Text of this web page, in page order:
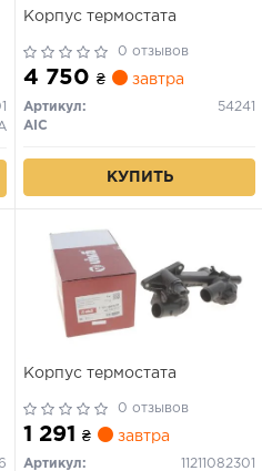
Корпус термостата
0 отзывов
4 750 ₴ завтра
Артикул:
54241
AIC
КУПИТЬ
Корпус термостата
0 отзывов
1 291 ₴ завтра
Артикул:
11211082301